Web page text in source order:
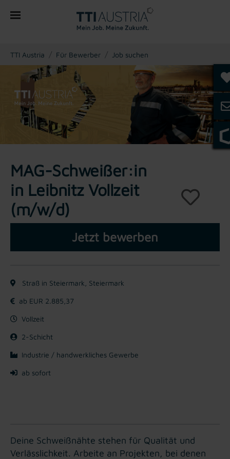
You are here:
TTI Austria Für Bewerber Job suchen
MAG-Schweißer:in
in Leibnitz Vollzeit
(m/w/d)
Jetzt bewerben
Straß in Steiermark, Steiermark
ab EUR 2.885,37
Vollzeit
2-Schicht
Industrie / handwerkliches Gewerbe
ab sofort
Deine Schweißnähte stehen für Qualität und
Verlässlichkeit. Arbeite an Projekten, bei denen